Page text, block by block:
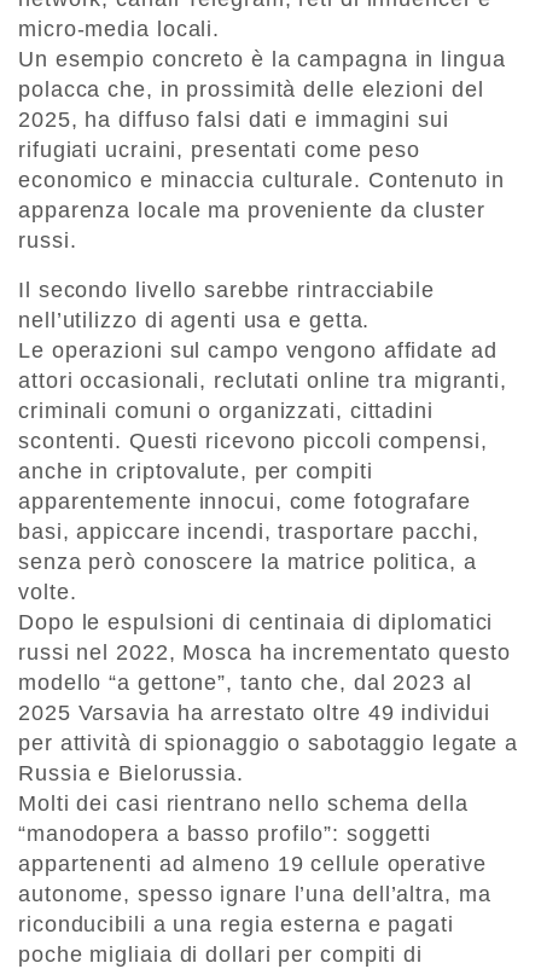
micro-media locali.
Un esempio concreto è la campagna in lingua
polacca che, in prossimità delle elezioni del
2025, ha diffuso falsi dati e immagini sui
rifugiati ucraini, presentati come peso
economico e minaccia culturale. Contenuto in
apparenza locale ma proveniente da cluster
russi.
Il secondo livello sarebbe rintracciabile
nell’utilizzo di agenti usa e getta.
Le operazioni sul campo vengono affidate ad
attori occasionali, reclutati online tra migranti,
criminali comuni o organizzati, cittadini
scontenti. Questi ricevono piccoli compensi,
anche in criptovalute, per compiti
apparentemente innocui, come fotografare
basi, appiccare incendi, trasportare pacchi,
senza però conoscere la matrice politica, a
volte.
Dopo le espulsioni di centinaia di diplomatici
russi nel 2022, Mosca ha incrementato questo
modello “a gettone”, tanto che, dal 2023 al
2025 Varsavia ha arrestato oltre 49 individui
per attività di spionaggio o sabotaggio legate a
Russia e Bielorussia.
Molti dei casi rientrano nello schema della
“manodopera a basso profilo”: soggetti
appartenenti ad almeno 19 cellule operative
autonome, spesso ignare l’una dell’altra, ma
riconducibili a una regia esterna e pagati
poche migliaia di dollari per compiti di